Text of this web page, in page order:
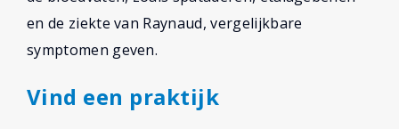
en de ziekte van Raynaud, vergelijkbare
symptomen geven.
Vind een praktijk